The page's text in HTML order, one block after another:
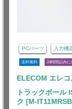
PCパーツ 入力機
送料無料 24時間以内に
ELECOM エレコ
トラックボール
ク [M-